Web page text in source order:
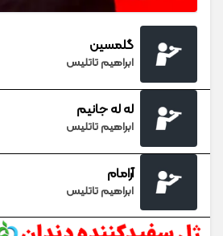
گلمسین
ابراهیم تاتلیس
له له جانیم
ابراهیم تاتلیس
آرامام
ابراهیم تاتلیس